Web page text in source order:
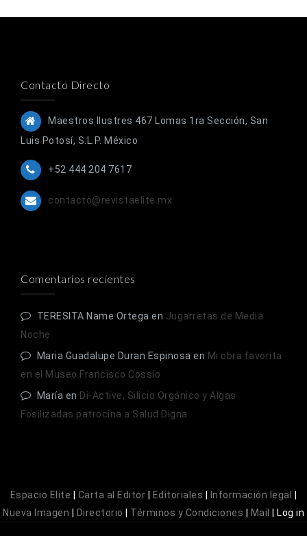
Contacto Directo
Maestros Ilustres 467 Lomas 1ra Sección, San
Luis Potosí, S.L.P. México
+52 444 204 7617
contacto@revistaelite.mx
Comentarios recientes
TERESITA Name Ortega en Jugarretas de Media
Noche
Maria Guadalupe Duran Espinosa en Mi obra favorita
en el Museo Francisco Cossío
María en Di-Active, Silicio Orgánico y Algas
Fosilizadas patrocina a Salud Digna
Espacio Elite Carta al Editor Editoriales Información legal
Nueva Imagen
Directorio Términos y Condiciones Mail Log in